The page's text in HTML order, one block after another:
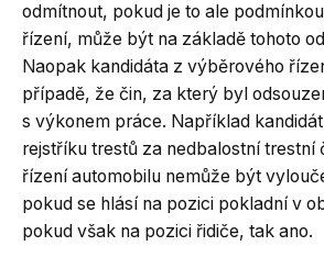
odmítnout, pokud je to ale
řízení, může být na základě tohoto
Naopak kandidáta z výběrového
případě, že čin, za který byl
s výkonem práce. Například
rejstříku trestů za nedbalostní trestní
řízení automobilu nemůže být
pokud se hlásí na pozici pokladní v
pokud však na pozici řidiče, tak ano.